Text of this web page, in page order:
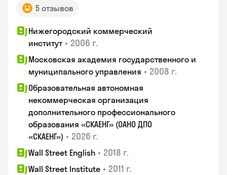
5 отзывов
Нижегородский коммерческий
институт • 2006 г.
Московская академия государственного и
муниципального управления • 2008 г.
Образовательная автономная
некоммерческая организация
дополнительного профессионального
образования «СКАЕНГ» (ОАНО ДПО
«СКАЕНГ») • 2026 г.
Wall Street English • 2018 г.
Wall Street Institute • 2011 г.